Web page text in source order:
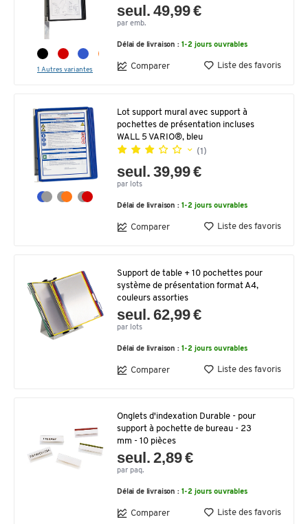
1 Autres variantes
seul. 49,99 €
par emb.
Délai de livraison : 1-2 jours ouvrables
Comparer Liste des favoris
Lot support mural avec support à
pochettes de présentation incluses
WALL 5 VARIO®, bleu
(1)
seul. 39,99 €
par lots
Délai de livraison : 1-2 jours ouvrables
Comparer Liste des favoris
Support de table + 10 pochettes pour
système de présentation format A4,
couleurs assorties
seul. 62,99 €
par lots
Délai de livraison : 1-2 jours ouvrables
Comparer Liste des favoris
Onglets d'indexation Durable - pour
support à pochette de bureau - 23
mm - 10 pièces
seul. 2,89 €
par paq.
Délai de livraison : 1-2 jours ouvrables
Comparer Liste des favoris